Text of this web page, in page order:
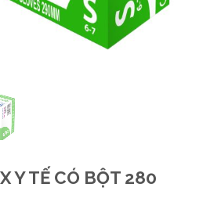
Y TẾ CÓ BỘT 280